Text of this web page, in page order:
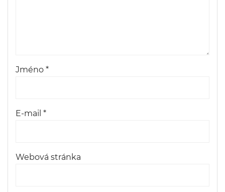
Jméno *
E-mail *
Webová stránka